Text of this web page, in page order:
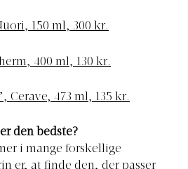
150 ml, 300 kr.
400 ml, 130 kr.
Cerave, 473 ml, 135 kr.
den bedste?
i mange forskellige
er, at finde den, der passer